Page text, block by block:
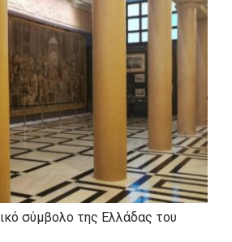
θα διαφωνούν και μερικές
θα συμφωνούν, όλα αυτά
Εκείνη & Εκείνος.
σύμβολο της Ελλάδας του